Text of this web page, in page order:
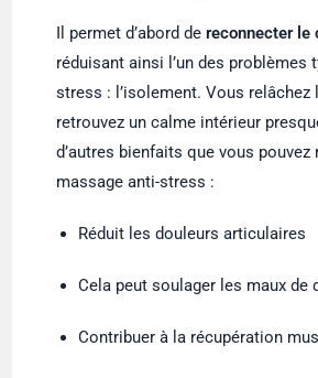
Il permet d’abord dereconnecter le
réduisant ainsi l’un des problèmes
stress : l’isolement. Vous
retrouvez un calme intérieur
d’autres bienfaits que vous pouvez
massage anti-stress :
Réduit les douleurs articulaires
Cela peut soulager les maux de
Contribuer à la récupération